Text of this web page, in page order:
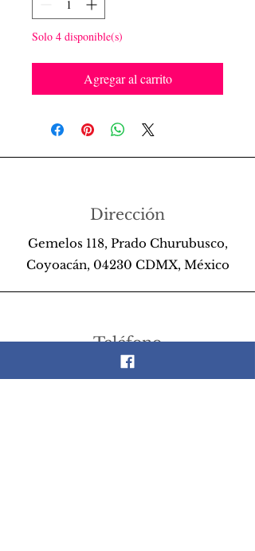
Solo 4 disponible(s)
Agregar al carrito
Dirección
Gemelos 118, Prado Churubusco,
Coyoacán, 04230 CDMX, México
Teléfono
55 26 89 13 14